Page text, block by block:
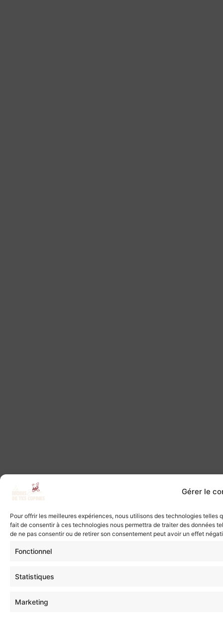
Gérer le
Pour offrir les meilleures expériences, nous utilisons des technologies
fait de consentir à ces technologies nous permettra de traiter des données
de ne pas consentir ou de retirer son consentement peut avoir un effet
Fonctionnel
Statistiques
Marketing